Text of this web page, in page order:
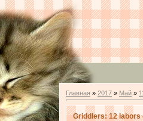
Главная » 2017 » Май »
Griddlers: 12 labors